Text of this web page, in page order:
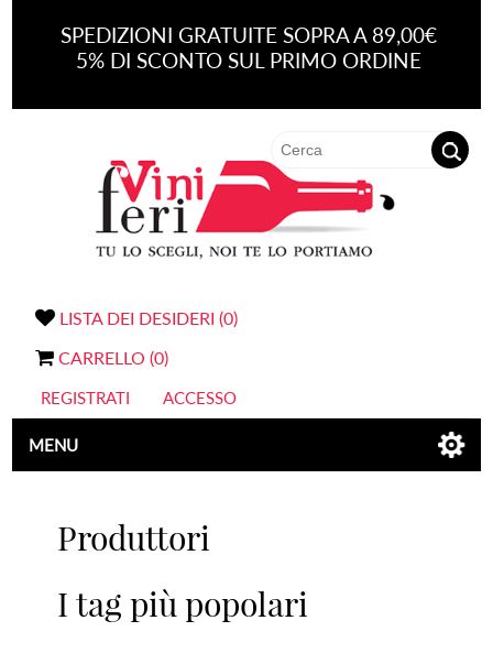
SPEDIZIONI GRATUITE SOPRA A 89,00€
5% DI SCONTO SUL PRIMO ORDINE
LISTA DEI DESIDERI (0)
CARRELLO (0)
REGISTRATI ACCESSO
MENU
Produttori
I tag più popolari